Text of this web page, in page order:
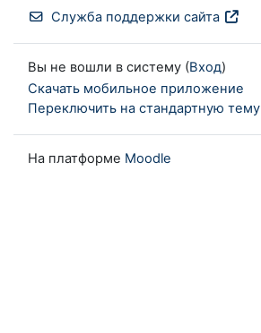
Служба поддержки сайта
Вы не вошли в систему (Вход)
Скачать мобильное приложение
Переключить на стандартную тему
На платформе Moodle